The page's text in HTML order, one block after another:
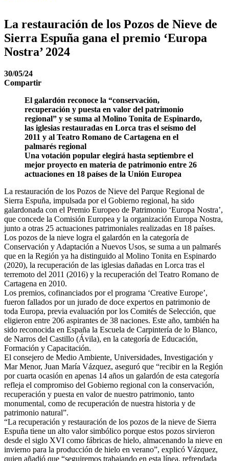
La restauración de los Pozos de Nieve de
Sierra Espuña gana el premio ‘Europa
Nostra’ 2024
30/05/24
Compartir
El galardón reconoce la “conservación,
recuperación y puesta en valor del patrimonio
regional” y se suma al Molino Tonita de Espinardo,
las iglesias restauradas en Lorca tras el seísmo del
2011 y al Teatro Romano de Cartagena en el
palmarés regional
Una votación popular elegirá hasta septiembre el
mejor proyecto en materia de patrimonio entre 26
actuaciones en 18 países de la Unión Europea
La restauración de los Pozos de Nieve del Parque Regional de
Sierra Espuña, impulsada por el Gobierno regional, ha sido
galardonada con el Premio Europeo de Patrimonio ‘Europa Nostra’,
que concede la Comisión Europea y la organización Europa Nostra,
junto a otras 25 actuaciones patrimoniales realizadas en 18 países.
Los pozos de la nieve logra el galardón en la categoría de
Conservación y Adaptación a Nuevos Usos, se suma a un palmarés
que en la Región ya ha distinguido al Molino Tonita en Espinardo
(2020), la recuperación de las iglesias dañadas en Lorca tras el
terremoto del 2011 (2016) y la recuperación del Teatro Romano de
Cartagena en 2010.
Los premios, cofinanciados por el programa ‘Creative Europe’,
fueron fallados por un jurado de doce expertos en patrimonio de
toda Europa, previa evaluación por los Comités de Selección, que
eligieron entre 206 aspirantes de 38 naciones. Este año, también ha
sido reconocida en España la Escuela de Carpintería de lo Blanco,
de Narros del Castillo (Ávila), en la categoría de Educación,
Formación y Capacitación.
El consejero de Medio Ambiente, Universidades, Investigación y
Mar Menor, Juan María Vázquez, aseguró que “recibir en la Región
por cuarta ocasión en apenas 14 años un galardón de esta categoría
refleja el compromiso del Gobierno regional con la conservación,
recuperación y puesta en valor de nuestro patrimonio, tanto
monumental, como de recuperación de nuestra historia y de
patrimonio natural”.
“La recuperación y restauración de los pozos de la nieve de Sierra
Espuña tiene un alto valor simbólico porque estos pozos sirvieron
desde el siglo XVI como fábricas de hielo, almacenando la nieve en
invierno para la producción de hielo en verano”, explicó Vázquez,
quien añadió que “seguiremos trabajando en esta línea, refrendada